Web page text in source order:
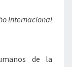
Internacional
de la